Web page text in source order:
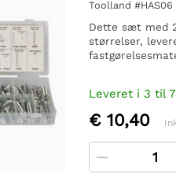
Toolland #HAS06
Dette sæt med
størrelser,
Leveret i 3 til 7
€ 10,40